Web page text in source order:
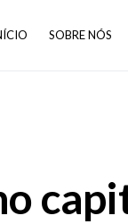
SOBRE NÓS